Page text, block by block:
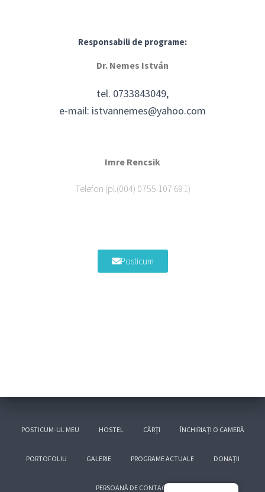
Responsabili de programe:
Dr. Nemes István
tel. 0733843049,
e-mail: istvannemes@yahoo.com
Imre Rencsik
Telefon (pl.(004) 0755 107 691)
Posticum
POSTICUM-UL MEU HOSTEL CĂRȚI ÎNCHIRIAȚI O CAMERĂ
PORTOFOLIU GALERIE PROGRAME ACTUALE DONAȚII
PERSOANĂ DE CONTACT